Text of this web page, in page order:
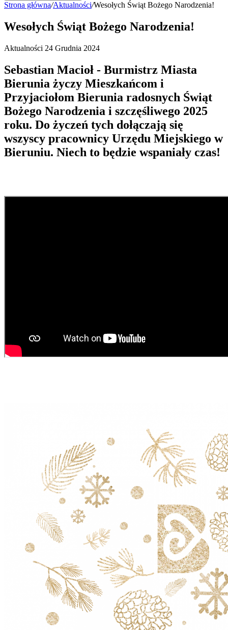
Strona główna/Aktualności/Wesołych Świąt Bożego Narodzenia!
Wesołych Świąt Bożego Narodzenia!
Aktualności 24 Grudnia 2024
Sebastian Macioł - Burmistrz Miasta
Bierunia życzy Mieszkańcom i
Przyjaciołom Bierunia radosnych Świąt
Bożego Narodzenia i szczęśliwego 2025
roku. Do życzeń tych dołączają się
wszyscy pracownicy Urzędu Miejskiego w
Bieruniu. Niech to będzie wspaniały czas!